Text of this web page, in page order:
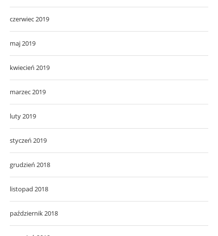
czerwiec 2019
maj 2019
kwiecień 2019
marzec 2019
luty 2019
styczeń 2019
grudzień 2018
listopad 2018
październik 2018